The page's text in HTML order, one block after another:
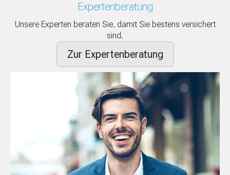
Expertenberatung
Unsere Experten beraten Sie, damit Sie bestens versichert
sind.
Zur Expertenberatung